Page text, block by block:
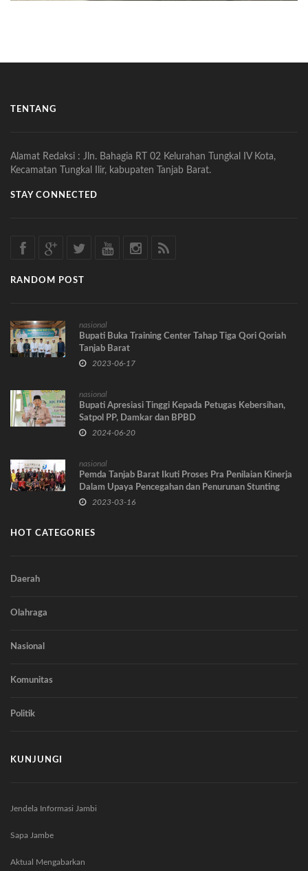
TENTANG
Alamat Redaksi : Jln. Bahagia RT 02 Kelurahan Tungkal IV Kota,
Kecamatan Tungkal Ilir, kabupaten Tanjab Barat.
STAY CONNECTED
RANDOM POST
nasional
Bupati Buka Training Center Tahap Tiga Qori Qoriah
Tanjab Barat
2023-06-17
nasional
Bupati Apresiasi Tinggi Kepada Petugas Kebersihan,
Satpol PP, Damkar dan BPBD
2024-06-20
nasional
Pemda Tanjab Barat Ikuti Proses Pra Penilaian Kinerja
Dalam Upaya Pencegahan dan Penurunan Stunting
2023-03-16
HOT CATEGORIES
Daerah
Olahraga
Nasional
Komunitas
Politik
KUNJUNGI
Jendela Informasi Jambi
Sapa Jambe
Aktual Mengabarkan